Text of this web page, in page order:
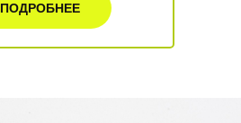
ПОДРОБНЕЕ